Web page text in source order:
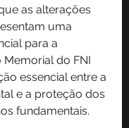
as alterações
uma
para a
Memorial do FNI
essencial entre a
e a proteção dos
fundamentais.